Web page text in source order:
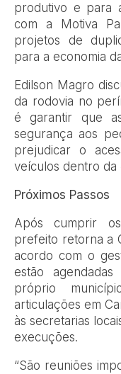
produtivo e para
com a Motiva
projetos de
para a economia
Edilson Magro
da rodovia no
é garantir que
segurança aos
prejudicar o
veículos dentro da
Próximos Passos
Após cumprir
prefeito retorna a
acordo com o
estão
próprio
articulações em
às secretarias
execuções.
“São reuniões